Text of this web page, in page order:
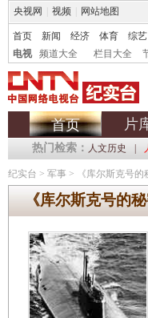
央视网 视频 网站地图
首页 新闻 经济 体育 综艺
电视
频道大全 栏目大全
首页 片
热门检索： 人文历史
纪实台 > 军事 > 《库尔斯克号的
《库尔斯克号的秘